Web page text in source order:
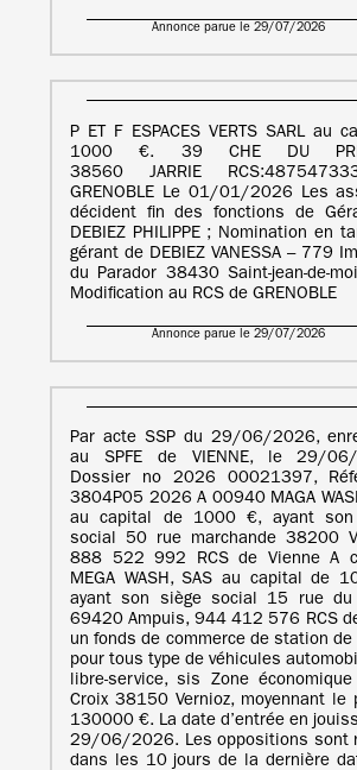
Annonce parue le 29/07/2026
P ET F ESPACES VERTS SARL au
1000 €. 39 CHE DU
38560 JARRIE
GRENOBLE Le 01/01/2026 Les
décident fin des fonctions de
DEBIEZ PHILIPPE ; Nomination en
gérant de DEBIEZ VANESSA – 779
du Parador 38430 Saint-jean-de-
Modification au RCS de GRENOBLE
Annonce parue le 29/07/2026
Par acte SSP du 29/06/2026,
au SPFE de VIENNE, le 29/
Dossier no 2026 00021397,
3804P05 2026 A 00940 MAGA
au capital de 1000 €, ayant son
social 50 rue marchande 38200
888 522 992 RCS de Vienne A
MEGA WASH, SAS au capital de
ayant son siège social 15 rue du
69420 Ampuis, 944 412 576 RCS
un fonds de commerce de station de
pour tous type de véhicules
libre-service, sis Zone
Croix 38150 Vernioz, moyennant le
130000 €. La date d’entrée en
29/06/2026. Les oppositions sont
dans les 10 jours de la dernière